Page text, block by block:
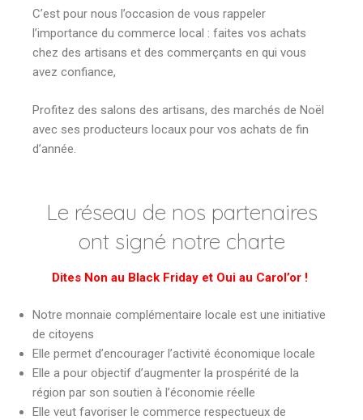
C’est pour nous l’occasion de vous rappeler
l’importance du commerce local : faites vos achats
chez des artisans et des commerçants en qui vous
avez confiance,
Profitez des salons des artisans, des marchés de Noël
avec ses producteurs locaux pour vos achats de fin
d’année.
Le réseau de nos partenaires
ont signé notre charte
Dites Non au Black Friday et Oui au Carol’or !
Notre monnaie complémentaire locale est une initiative
de citoyens
Elle permet d’encourager l’activité économique locale
Elle a pour objectif d’augmenter la prospérité de la
région par son soutien à l’économie réelle
Elle veut favoriser le commerce respectueux de